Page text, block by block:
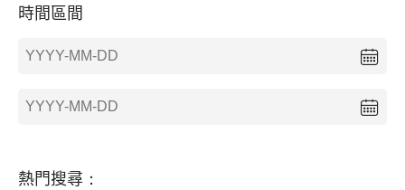
時間區間
熱門搜尋：